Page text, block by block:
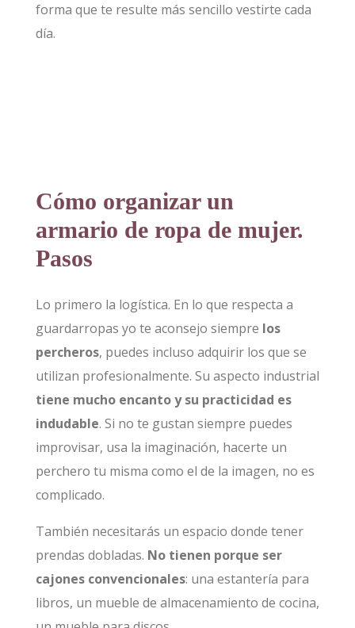
forma que te resulte más sencillo vestirte cada
día.
Cómo organizar un
armario de ropa de mujer.
Pasos
Lo primero la logística. En lo que respecta a
guardarropas yo te aconsejo siempre los
percheros, puedes incluso adquirir los que se
utilizan profesionalmente. Su aspecto industrial
tiene mucho encanto y su practicidad es
indudable. Si no te gustan siempre puedes
improvisar, usa la imaginación, hacerte un
perchero tu misma como el de la imagen, no es
complicado.
También necesitarás un espacio donde tener
prendas dobladas. No tienen porque ser
cajones convencionales: una estantería para
libros, un mueble de almacenamiento de cocina,